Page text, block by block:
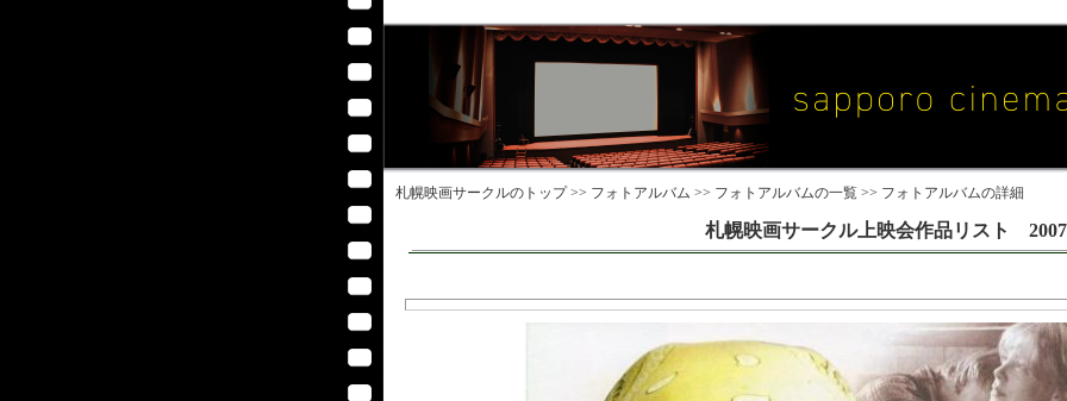
札幌映画サークルのトップ >> フォトアルバム >> フォトアルバムの一覧 >> フォトアルバムの詳細
札幌映画サークル上映会作品リスト 2007